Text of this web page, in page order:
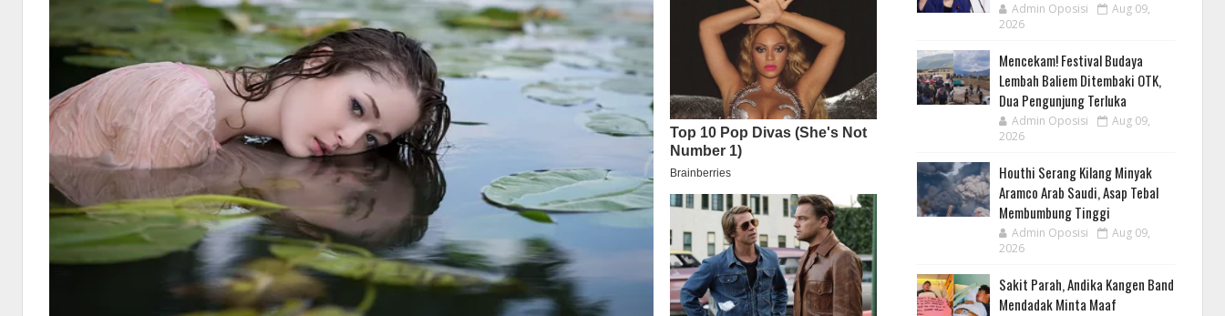
Admin Oposisi
Aug 09,
2026
Mencekam! Festival Budaya
Lembah Baliem Ditembaki OTK,
Dua Pengunjung Terluka
Admin Oposisi
Aug 09,
2026
Houthi Serang Kilang Minyak
Aramco Arab Saudi, Asap Tebal
Membumbung Tinggi
Admin Oposisi
Aug 09,
2026
Sakit Parah, Andika Kangen Band
Mendadak Minta Maaf